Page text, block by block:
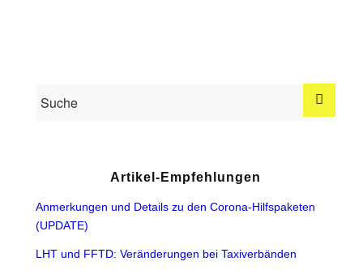
Artikel-Empfehlungen
Anmerkungen und Details zu den Corona-Hilfspaketen
(UPDATE)
LHT und FFTD: Veränderungen bei Taxiverbänden